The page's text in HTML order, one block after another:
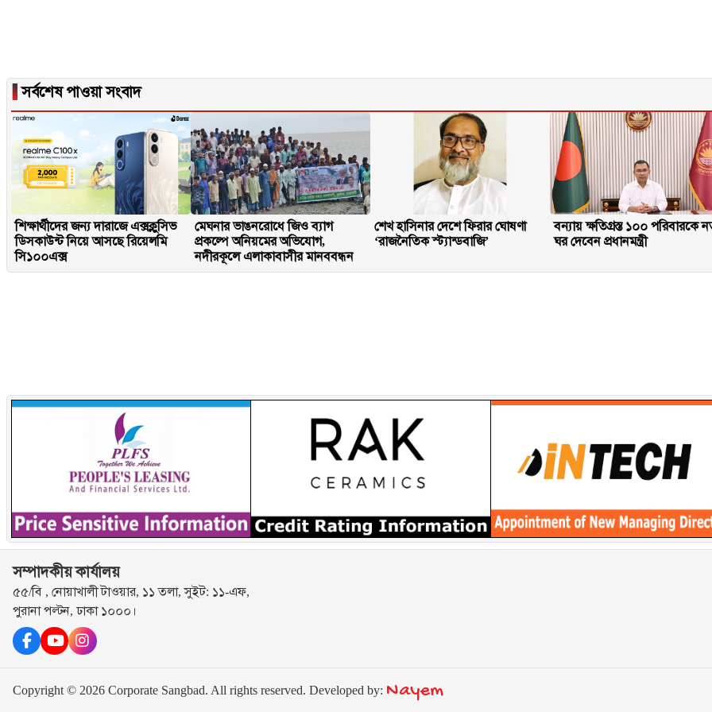
▐সর্বশেষ পাওয়া সংবাদ
শিক্ষার্থীদের জন্য দারাজে এক্সক্লুসিভ
ডিসকাউন্ট নিয়ে আসছে রিয়েলমি
সি১০০এক্স
মেঘনার ভাঙনরোধে জিও ব্যাগ
প্রকল্পে অনিয়মের অভিযোগ,
নদীরকূলে এলাকাবাসীর মানববন্ধন
শেখ হাসিনার দেশে ফিরার ঘোষণা
‘রাজনৈতিক স্ট্যান্ডবাজি’
বন্যায় ক্ষতিগ্রস্ত ১০০ পরিবারকে
ঘর দেবেন প্রধানমন্ত্রী
সম্পাদকীয় কার্যালয়
৫৫/বি , নোয়াখালী টাওয়ার, ১১ তলা, সুইট: ১১-এফ,
পুরানা পল্টন, ঢাকা ১০০০।
Copyright © 2026 Corporate Sangbad. All rights reserved. Developed by: Nayem